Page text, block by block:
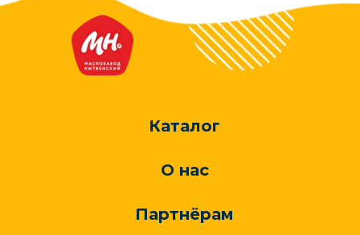
Каталог
О нас
Партнёрам